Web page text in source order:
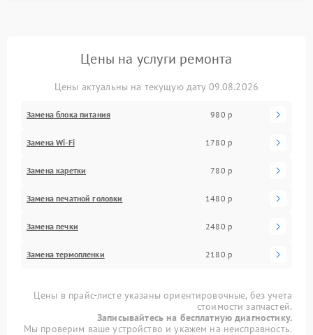
Цены на услуги ремонта
Цены актуальны на текущую дату 09.08.2026
Замена блока питания 980 р
Замена Wi-Fi 1780 р
Замена каретки 780 р
Замена печатной головки 1480 р
Замена печки 2480 р
Замена термопленки 2180 р
Цены в прайс-листе указаны ориентировочные, без учета
стоимости запчастей.
Записывайтесь на бесплатную диагностику.
Мы проверим ваше устройство и укажем на неисправность.